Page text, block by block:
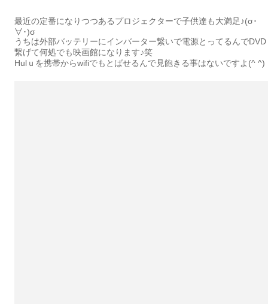
最近の定番になりつつあるプロジェクターで子供達も大満足♪(σ･
∀･)σ
うちは外部バッテリーにインバーター繋いで電源とってるんでDVD
繋げて何処でも映画館になります♪笑
Hulｕを携帯からwifiでもとばせるんで見飽きる事はないですよ(^ ^)